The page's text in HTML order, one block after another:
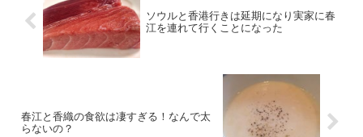
ソウルと香港行きは延期になり実家に春
江を連れて行くことになった
春江と香織の食欲は凄すぎる！なんで太
らないの？